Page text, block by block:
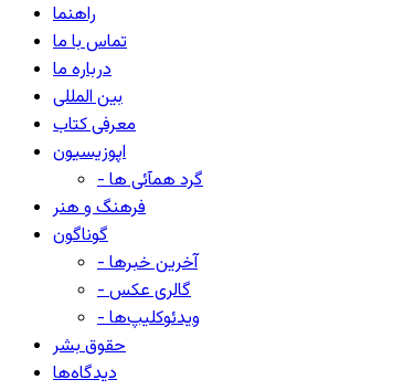
راهنما
تماس با ما
درباره ما
بین المللی
معرفی کتاب
اپوزیسیون
- گرد همآئی ها
فرهنگ و هنر
گوناگون
- آخرین خبرها
- گالری عکس
- ویدئوکلیپ‌ها
حقوق بشر
دیدگاه‌ها